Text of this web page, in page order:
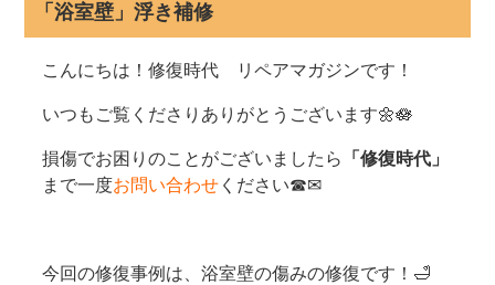
「浴室壁」浮き補修
こんにちは！修復時代 リペアマガジンです！
いつもご覧くださりありがとうございます🌼🪷
損傷でお困りのことがございましたら
「修復時代」
まで一度お問い合わせ ください☎✉
今回の修復事例は、浴室壁の傷みの修復です！🛁